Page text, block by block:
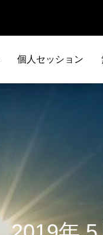
個人セッション